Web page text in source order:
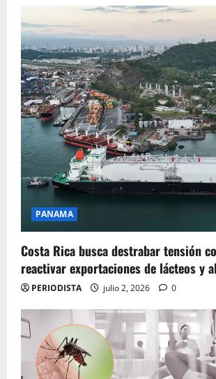
PANAMA
Costa Rica busca destrabar tensión
reactivar exportaciones de lácteos y
PERIODISTA julio 2, 2026 0